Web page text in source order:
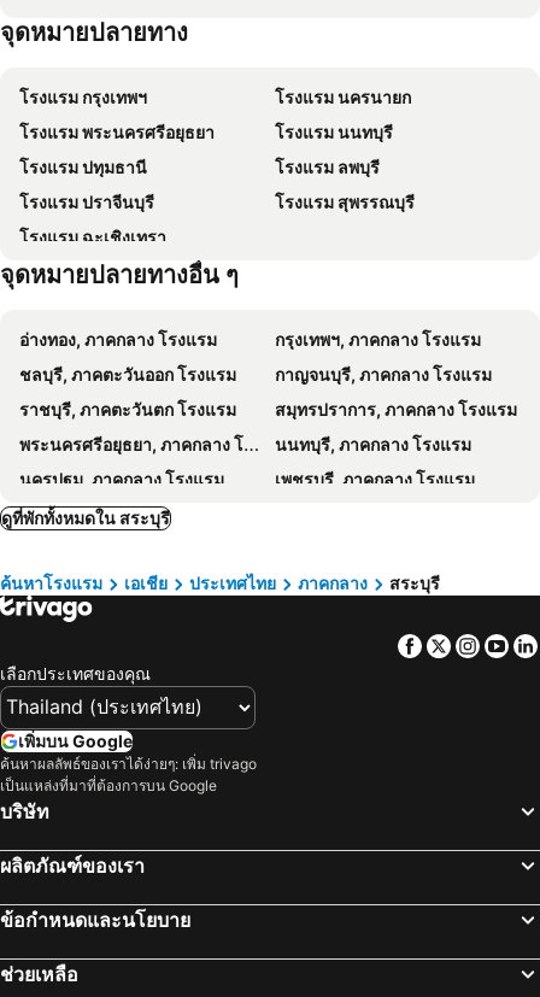
Chill Hotel Khaoyai - โรงแรม ชิลล์ เขาใหญ่
The Bua Boutique Resort
Maison Mystique Khao Yai
เดอะ บูดา รีสอร์ท มวกเหล็ก
Phattararesort
โรงแรมเรือนขุมทรัพย์
GRANMONTE Wine Cottage
Baan Khao Yai Condo
Laanrablom Bed&Breakfast
Pruksa Siri View
เขาแคบ วิลล่า
The Mansion Pakchong
โรงแรม นิววันชัย โฮเต็ล
Ps Hotel Saraburi
A.K. Terrace Hotel
The Poom Garden Khao Yai
The 23 Estate by Away
Phurinda Residence
Sand Paisan Resort
โรงแรมเมืองเพรียวอินน์ Mueang Phriao Inn Hotel
The White Garden Premier Saraburi
88 ลิฟวิ่ง โฮเทล ปากช่อง
The Paz Khao Yai
Harper Pool Villa Khaoyai 3 Bedroom, 3 Bathroom
จุดหมายปลายทาง
โรงแรม กรุงเทพฯ
โรงแรม นครนายก
โรงแรม พระนครศรีอยุธยา
โรงแรม นนทบุรี
โรงแรม ปทุมธานี
โรงแรม ลพบุรี
โรงแรม ปราจีนบุรี
โรงแรม สุพรรณบุรี
โรงแรม ฉะเชิงเทรา
จุดหมายปลายทางอื่น ๆ
อ่างทอง, ภาคกลาง โรงแรม
กรุงเทพฯ, ภาคกลาง โรงแรม
ชลบุรี, ภาคตะวันออก โรงแรม
กาญจนบุรี, ภาคกลาง โรงแรม
ราชบุรี, ภาคตะวันตก โรงแรม
สมุทรปราการ, ภาคกลาง โรงแรม
พระนครศรีอยุธยา, ภาคกลาง โรงแรม
นนทบุรี, ภาคกลาง โรงแรม
นครปฐม, ภาคกลาง โรงแรม
เพชรบุรี, ภาคกลาง โรงแรม
พัทยา, ภาคตะวันออก โรงแรม
ระยอง, ภาคตะวันออก โรงแรม
ภูเก็ตทาวน์, ภาคใต้ โรงแรม
ดูที่พักทั้งหมดใน สระบุรี
ค้นหาโรงแรม เอเชีย ประเทศไทย ภาคกลาง สระบุรี
Facebook
Twitter
เลือกประเทศของคุณ
เพิ่มบน Google
ค้นหาผลลัพธ์ของเราได้ง่ายๆ: เพิ่ม trivago
เป็นแหล่งที่มาที่ต้องการบน Google
บริษัท
ผลิตภัณฑ์ของเรา
ข้อกำหนดและนโยบาย
ช่วยเหลือ